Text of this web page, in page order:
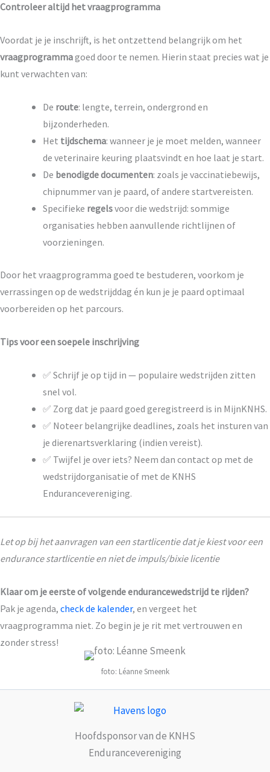
Controleer altijd het vraagprogramma
Voordat je je inschrijft, is het ontzettend belangrijk om het
vraagprogrammagoed door te nemen. Hierin staat precies wat je
kunt verwachten van:
De route: lengte, terrein, ondergrond en
bijzonderheden.
Het tijdschema: wanneer je je moet melden, wanneer
de veterinaire keuring plaatsvindt en hoe laat je start.
De benodigde documenten: zoals je vaccinatiebewijs,
chipnummer van je paard, of andere startvereisten.
Specifieke regelsvoor die wedstrijd: sommige
organisaties hebben aanvullende richtlijnen of
voorzieningen.
Door het vraagprogramma goed te bestuderen, voorkom je
verrassingen op de wedstrijddag én kun je je paard optimaal
voorbereiden op het parcours.
Tips voor een soepele inschrijving
✅ Schrijf je op tijd in — populaire wedstrijden zitten
snel vol.
✅ Zorg dat je paard goed geregistreerd is in MijnKNHS.
✅ Noteer belangrijke deadlines, zoals het insturen van
je dierenartsverklaring (indien vereist).
✅ Twijfel je over iets? Neem dan contact op met de
wedstrijdorganisatie of met de KNHS
Endurancevereniging.
Let op bij het aanvragen van een startlicentie dat je kiest voor een
endurancestartlicentie en niet de impuls/bixielicentie
Klaar om je eerste of volgende endurancewedstrijd te rijden?
Pak je agenda, check de kalender, en vergeet het
vraagprogramma niet. Zo begin je je rit met vertrouwen en
zonder stress!
foto: Léanne Smeenk
Hoofdsponsor van de KNHS
Endurancevereniging